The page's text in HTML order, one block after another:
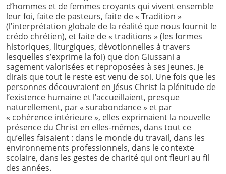
d’hommes et de femmes croyants qui vivent ensemble
leur foi, faite de pasteurs, faite de « Tradition »
(l’interprétation globale de la réalité que nous fournit le
crédo chrétien), et faite de « traditions » (les formes
historiques, liturgiques, dévotionnelles à travers
lesquelles s’exprime la foi) que don Giussani a
sagement valorisées et reproposées à ses jeunes. Je
dirais que tout le reste est venu de soi. Une fois que les
personnes découvraient en Jésus Christ la plénitude de
l’existence humaine et l’accueillaient, presque
naturellement, par « surabondance » et par
« cohérence intérieure », elles exprimaient la nouvelle
présence du Christ en elles-mêmes, dans tout ce
qu’elles faisaient : dans le monde du travail, dans les
environnements professionnels, dans le contexte
scolaire, dans les gestes de charité qui ont fleuri au fil
des années.